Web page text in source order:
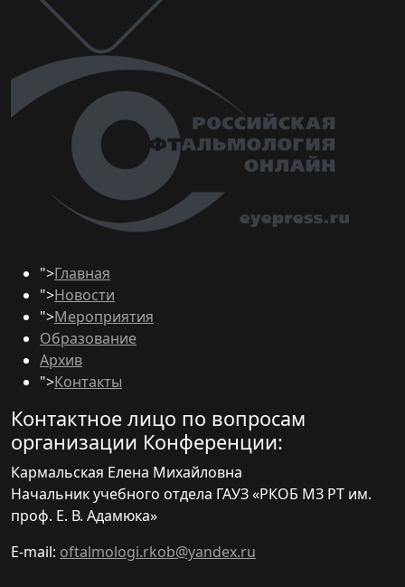
">Главная
">Новости
">Мероприятия
Образование
Архив
">Контакты
Контактное лицо по вопросам
организации Конференции:
Кармальская Елена Михайловна
Начальник учебного отдела ГАУЗ «РКОБ МЗ РТ им.
проф. Е. В. Адамюка»
E-mail: oftalmologi.rkob@yandex.ru